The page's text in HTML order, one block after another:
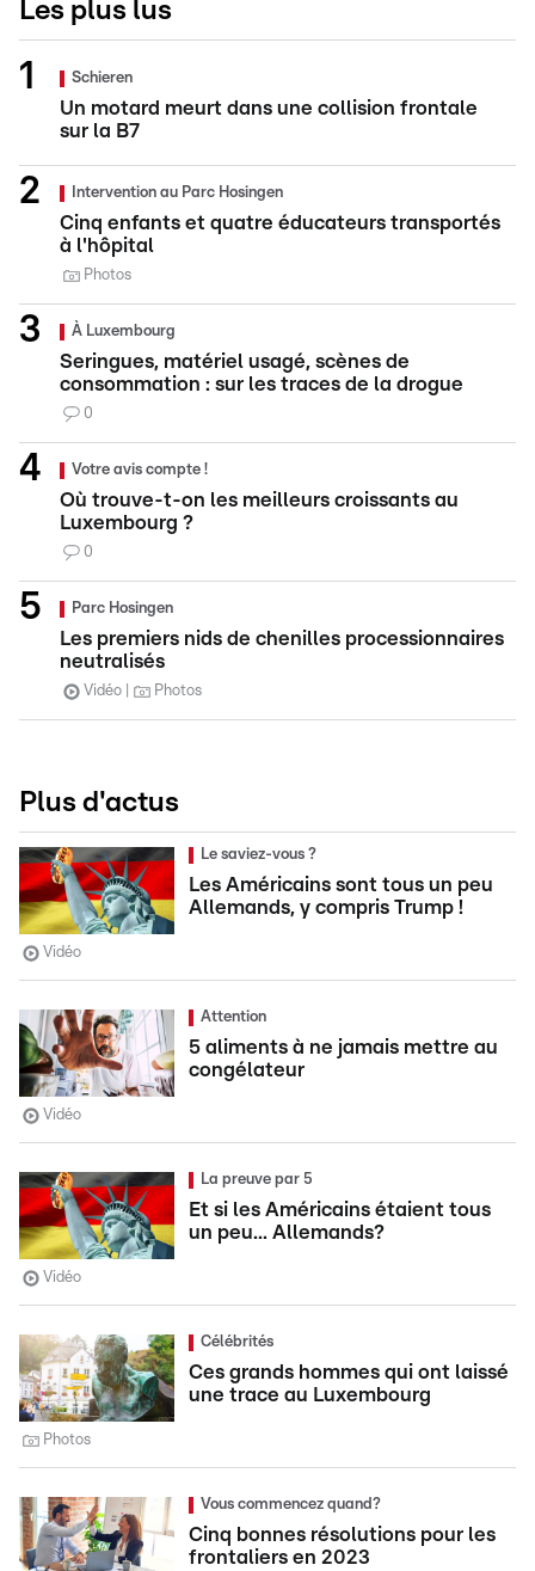
Les plus lus
Schieren
Un motard meurt dans une collision frontale
sur la B7
Intervention au Parc Hosingen
Cinq enfants et quatre éducateurs transportés
à l'hôpital
Photos
À Luxembourg
Seringues, matériel usagé, scènes de
consommation : sur les traces de la drogue
0
Votre avis compte !
Où trouve-t-on les meilleurs croissants au
Luxembourg ?
0
Parc Hosingen
Les premiers nids de chenilles processionnaires
neutralisés
Vidéo Photos
Plus d'actus
Le saviez-vous ?
Les Américains sont tous un peu
Allemands, y compris Trump !
Vidéo
Attention
5 aliments à ne jamais mettre au
congélateur
Vidéo
La preuve par 5
Et si les Américains étaient tous
un peu... Allemands?
Vidéo
Célébrités
Ces grands hommes qui ont laissé
une trace au Luxembourg
Photos
Vous commencez quand?
Cinq bonnes résolutions pour les
frontaliers en 2023